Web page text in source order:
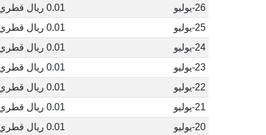
26-يوليو
0.01 ريال قطري
25-يوليو
0.01 ريال قطري
24-يوليو
0.01 ريال قطري
23-يوليو
0.01 ريال قطري
22-يوليو
0.01 ريال قطري
21-يوليو
0.01 ريال قطري
20-يوليو
0.01 ريال قطري